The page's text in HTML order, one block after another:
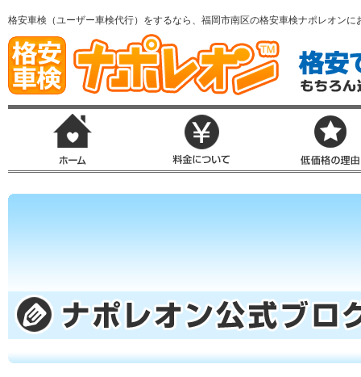
格安車検（ユーザー車検代行）をするなら、福岡市南区の格安車検ナポレオンに